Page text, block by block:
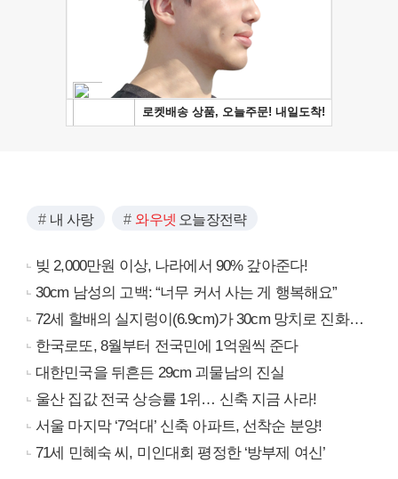
내 사랑 와우넷 오늘장전략
빚 2,000만원 이상, 나라에서 90% 갚아준다!
30cm 남성의 고백: “너무 커서 사는 게 행복해요”
72세 할배의 실지렁이(6.9cm)가 30cm 망치로 진화…
한국로또, 8월부터 전국민에 1억원씩 준다
대한민국을 뒤흔든 29cm 괴물남의 진실
울산 집값 전국 상승률 1위… 신축 지금 사라!
서울 마지막 ‘7억대’ 신축 아파트, 선착순 분양!
71세 민혜숙 씨, 미인대회 평정한 ‘방부제 여신’